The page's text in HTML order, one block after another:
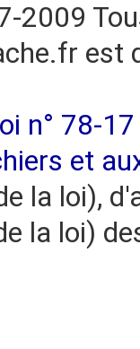
2009
est
n° 78-
et
la loi),
la loi)